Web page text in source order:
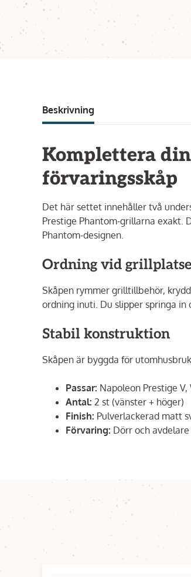
Beskrivning
Komplettera
förvaringsskåp
Det här settet innehåller två
Prestige Phantom-grillarna
Phantom-designen.
Ordning vid
Skåpen rymmer grilltillbehör,
ordning inuti. Du slipper springa
Stabil konstruktion
Skåpen är byggda för
Passar: Napoleon Prestige
Antal: 2 st (vänster + höger)
Finish: Pulverlackerad matt
Förvaring: Dörr och